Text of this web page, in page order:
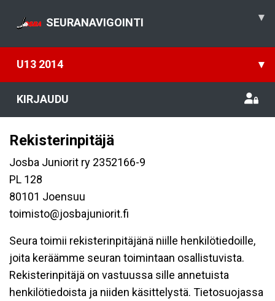
SEURANAVIGOINTI ▾
U13 2014 ▾
KIRJAUDU
Rekisterinpitäjä
Josba Juniorit ry 2352166-9
PL 128
80101 Joensuu
toimisto@josbajuniorit.fi
Seura toimii rekisterinpitäjänä niille henkilötiedoille,
joita keräämme seuran toimintaan osallistuvista.
Rekisterinpitäjä on vastuussa sille annetuista
henkilötiedoista ja niiden käsittelystä. Tietosuojassa